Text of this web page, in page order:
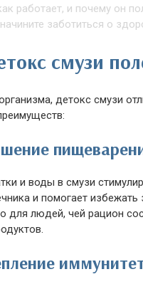
смузи
детокс смузи
и воды в смузи
и помогает избежать
для людей, чей рацион